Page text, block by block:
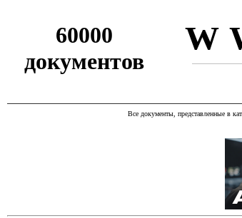
60000
документов
Все документы, представленные в